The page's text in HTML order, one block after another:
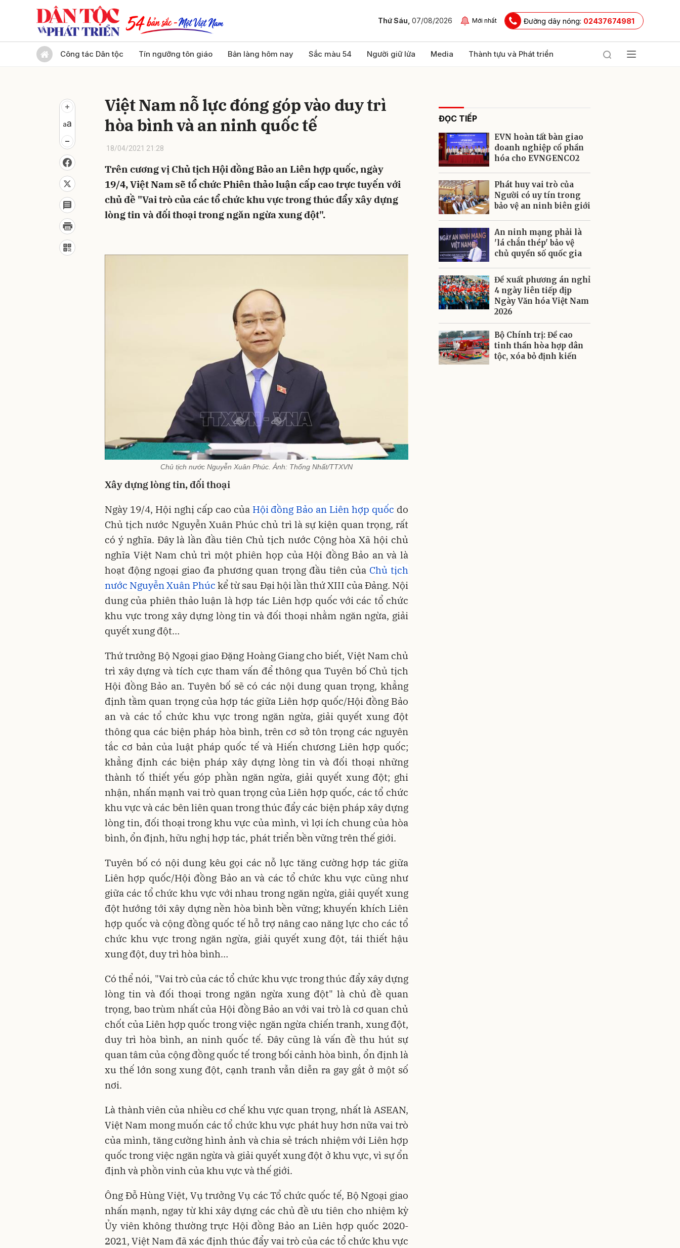
Thứ Sáu, 07/08/2026 Mới nhất Đường dây nóng: 02437674981
Công tác Dân tộc Tín ngưỡng tôn giáo Bản làng hôm nay Sắc màu 54 Người giữ lửa Media Thành tựu và Phát triển
Việt Nam nỗ lực đóng góp vào duy trì
hòa bình và an ninh quốc tế
18/04/2021 21:28
Trên cương vị Chủ tịch Hội đồng Bảo an Liên hợp quốc, ngày
19/4, Việt Nam sẽ tổ chức Phiên thảo luận cấp cao trực tuyến với
chủ đề "Vai trò của các tổ chức khu vực trong thúc đẩy xây dựng
lòng tin và đối thoại trong ngăn ngừa xung đột".
Chủ tịch nước Nguyễn Xuân Phúc. Ảnh: Thống Nhất/TTXVN
Xây dựng lòng tin, đối thoại
Ngày 19/4, Hội nghị cấp cao của Hội đồng Bảo an Liên hợp quốc do
Chủ tịch nước Nguyễn Xuân Phúc chủ trì là sự kiện quan trọng, rất
có ý nghĩa. Đây là lần đầu tiên Chủ tịch nước Cộng hòa Xã hội chủ
nghĩa Việt Nam chủ trì một phiên họp của Hội đồng Bảo an và là
hoạt động ngoại giao đa phương quan trọng đầu tiên của Chủ tịch
nước Nguyễn Xuân Phúc kể từ sau Đại hội lần thứ XIII của Đảng. Nội
dung của phiên thảo luận là hợp tác Liên hợp quốc với các tổ chức
khu vực trong xây dựng lòng tin và đối thoại nhằm ngăn ngừa, giải
quyết xung đột…
Thứ trưởng Bộ Ngoại giao Đặng Hoàng Giang cho biết, Việt Nam chủ
trì xây dựng và tích cực tham vấn để thông qua Tuyên bố Chủ tịch
Hội đồng Bảo an. Tuyên bố sẽ có các nội dung quan trọng, khẳng
định tầm quan trọng của hợp tác giữa Liên hợp quốc/Hội đồng Bảo
an và các tổ chức khu vực trong ngăn ngừa, giải quyết xung đột
thông qua các biện pháp hòa bình, trên cơ sở tôn trọng các nguyên
tắc cơ bản của luật pháp quốc tế và Hiến chương Liên hợp quốc;
khẳng định các biện pháp xây dựng lòng tin và đối thoại những
thành tố thiết yếu góp phần ngăn ngừa, giải quyết xung đột; ghi
nhận, nhấn mạnh vai trò quan trọng của Liên hợp quốc, các tổ chức
khu vực và các bên liên quan trong thúc đẩy các biện pháp xây dựng
lòng tin, đối thoại trong khu vực của mình, vì lợi ích chung của hòa
bình, ổn định, hữu nghị hợp tác, phát triển bền vững trên thế giới.
Tuyên bố có nội dung kêu gọi các nỗ lực tăng cường hợp tác giữa
Liên hợp quốc/Hội đồng Bảo an và các tổ chức khu vực cũng như
giữa các tổ chức khu vực với nhau trong ngăn ngừa, giải quyết xung
đột hướng tới xây dựng nền hòa bình bền vững; khuyến khích Liên
hợp quốc và cộng đồng quốc tế hỗ trợ nâng cao năng lực cho các tổ
chức khu vực trong ngăn ngừa, giải quyết xung đột, tái thiết hậu
xung đột, duy trì hòa bình…
Có thể nói, "Vai trò của các tổ chức khu vực trong thúc đẩy xây dựng
lòng tin và đối thoại trong ngăn ngừa xung đột" là chủ đề quan
trọng, bao trùm nhất của Hội đồng Bảo an với vai trò là cơ quan chủ
chốt của Liên hợp quốc trong việc ngăn ngừa chiến tranh, xung đột,
duy trì hòa bình, an ninh quốc tế. Đây cũng là vấn đề thu hút sự
quan tâm của cộng đồng quốc tế trong bối cảnh hòa bình, ổn định là
xu thế lớn song xung đột, cạnh tranh vẫn diễn ra gay gắt ở một số
nơi.
Là thành viên của nhiều cơ chế khu vực quan trọng, nhất là ASEAN,
Việt Nam mong muốn các tổ chức khu vực phát huy hơn nữa vai trò
của mình, tăng cường hình ảnh và chia sẻ trách nhiệm với Liên hợp
quốc trong việc ngăn ngừa và giải quyết xung đột ở khu vực, vì sự ổn
định và phồn vinh của khu vực và thế giới.
Ông Đỗ Hùng Việt, Vụ trưởng Vụ các Tổ chức quốc tế, Bộ Ngoại giao
nhấn mạnh, ngay từ khi xây dựng các chủ đề ưu tiên cho nhiệm kỳ
Ủy viên không thường trực Hội đồng Bảo an Liên hợp quốc 2020-
2021, Việt Nam đã xác định thúc đẩy vai trò của các tổ chức khu vực
ĐỌC TIẾP
EVN hoàn tất bàn giao
doanh nghiệp cổ phần
hóa cho EVNGENCO2
Phát huy vai trò của
Người có uy tín trong
bảo vệ an ninh biên giới
An ninh mạng phải là
'lá chắn thép' bảo vệ
chủ quyền số quốc gia
Đề xuất phương án nghỉ
4 ngày liên tiếp dịp
Ngày Văn hóa Việt Nam
2026
Bộ Chính trị: Đề cao
tinh thần hòa hợp dân
tộc, xóa bỏ định kiến
Gửi bình luận
Gửi